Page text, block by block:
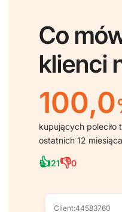
Co
klienci
100,0
kupujących
ostatnich 12
👍21👎0
Client:44583760